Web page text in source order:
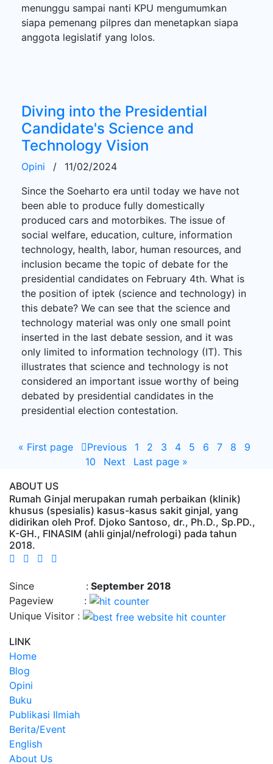
menunggu sampai nanti KPU mengumumkan
siapa pemenang pilpres dan menetapkan siapa
anggota legislatif yang lolos.
Diving into the Presidential
Candidate's Science and
Technology Vision
Opini /
11/02/2024
Since the Soeharto era until today we have not
been able to produce fully domestically
produced cars and motorbikes. The issue of
social welfare, education, culture, information
technology, health, labor, human resources, and
inclusion became the topic of debate for the
presidential candidates on February 4th. What is
the position of iptek (science and technology) in
this debate? We can see that the science and
technology material was only one small point
inserted in the last debate session, and it was
only limited to information technology (IT). This
illustrates that science and technology is not
considered an important issue worthy of being
debated by presidential candidates in the
presidential election contestation.
« First page Previous 1 2 3 4 5 6 7 8
9
10
Next Last page »
ABOUT US
Rumah Ginjal merupakan rumah perbaikan (klinik)
khusus (spesialis) kasus-kasus sakit ginjal, yang
didirikan oleh Prof. Djoko Santoso, dr., Ph.D., Sp.PD.,
K-GH., FINASIM (ahli ginjal/nefrologi) pada tahun
2018.
Since : September 2018
Pageview :
Unique Visitor :
LINK
Home
Blog
Opini
Buku
Publikasi Ilmiah
Berita/Event
English
About Us